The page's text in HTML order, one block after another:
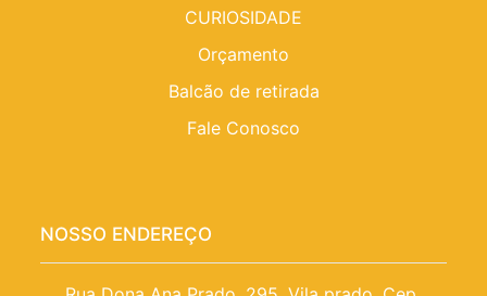
CURIOSIDADE
Orçamento
Balcão de retirada
Fale Conosco
NOSSO ENDEREÇO